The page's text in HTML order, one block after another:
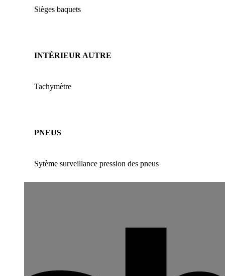
Sièges baquets
INTÉRIEUR AUTRE
Tachymètre
PNEUS
Sytème surveillance pression des pneus